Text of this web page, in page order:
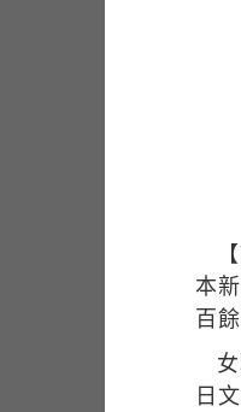
本
百
日